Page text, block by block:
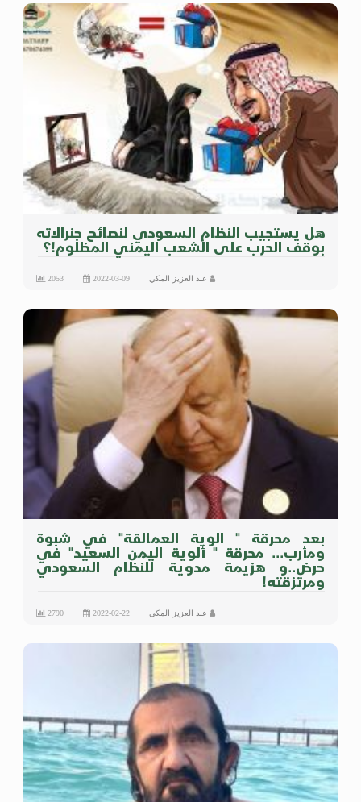
هل يستجيب النظام السعودي لنصائح جنرالاته
بوقف الحرب على الشعب اليمني المظلوم!؟
عبد العزيز المكي 2022-03-09
2053
بعد محرقة " الوية العمالقة" في شبوة
ومأرب... محرقة " ألوية اليمن السعيد" في
حرض..و هزيمة مدوية للنظام السعودي
ومرتزقته!
عبد العزيز المكي 2022-02-22
2790